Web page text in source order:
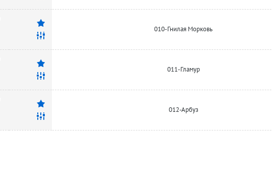
010-Гнилая Морковь
011-Гламур
012-Арбуз